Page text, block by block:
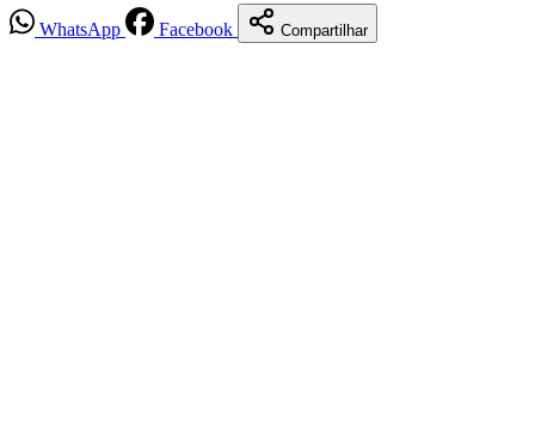
WhatsApp Facebook Compartilhar